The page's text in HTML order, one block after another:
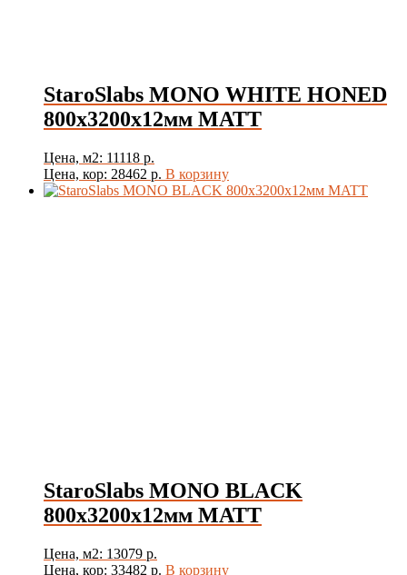
StaroSlabs MONO WHITE HONED
800х3200х12мм MATT
Цена, м2: 11118 р.
Цена, кор: 28462 р. В корзину
StaroSlabs MONO BLACK
800х3200х12мм MATT
Цена, м2: 13079 р.
Цена, кор: 33482 р. В корзину